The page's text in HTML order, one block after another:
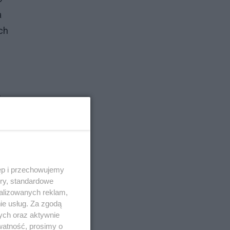
i przechowujemy
standardowe
reklam,
usług. Za zgodą
oraz aktywnie
prosimy o